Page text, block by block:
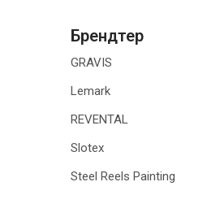
Брендтер
GRAVIS
Lemark
REVENTAL
Slotex
Steel Reels Painting